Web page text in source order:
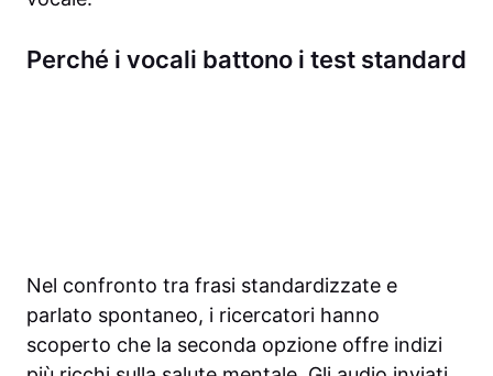
Perché i vocali battono i test standard
Nel confronto tra frasi standardizzate e
parlato spontaneo, i ricercatori hanno
scoperto che la seconda opzione offre indizi